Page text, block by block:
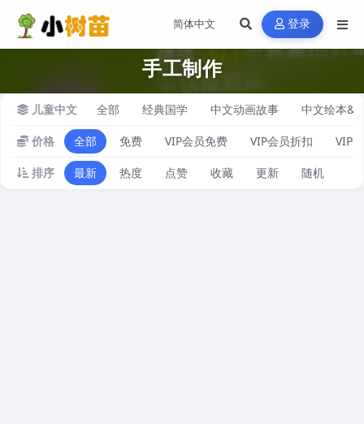
登录
手工制作
儿童中文 全部 经典国学 中文动画故事 中文绘本&
价格 全部 免费 VIP会员免费 VIP会员折扣 VIP
排序 最新 热度 点赞 收藏 更新 随机